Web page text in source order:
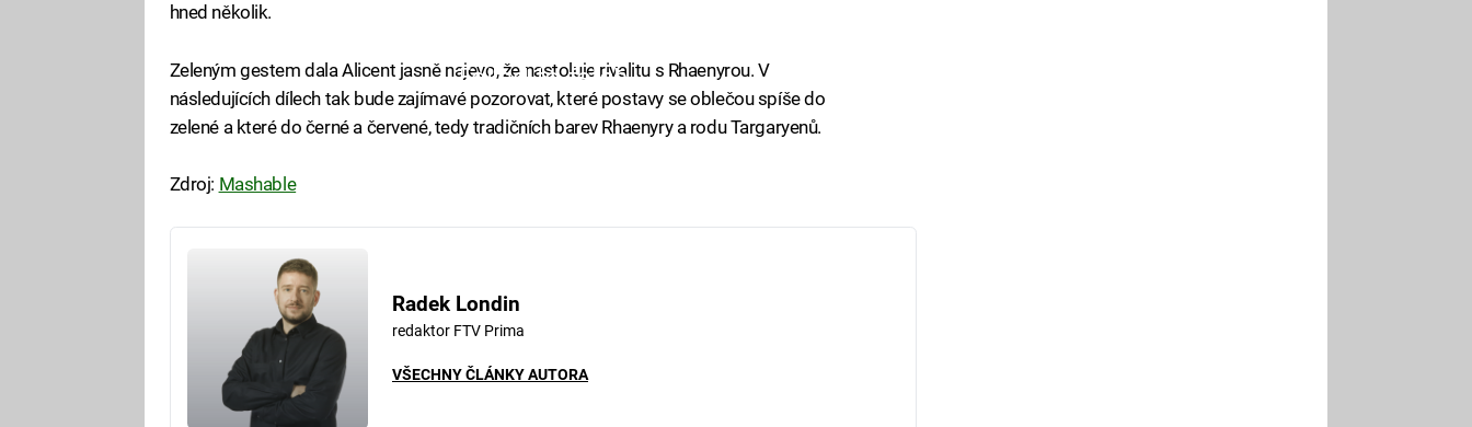
hned několik.
Failed to fetch
Zeleným gestem dala Alicent jasně najevo, že nastoluje rivalitu s Rhaenyrou. V
následujících dílech tak bude zajímavé pozorovat, které postavy se oblečou spíše do
zelené a které do černé a červené, tedy tradičních barev Rhaenyry a rodu Targaryenů.
Zdroj: Mashable
Radek Londin
redaktor FTV Prima
VŠECHNY ČLÁNKY AUTORA